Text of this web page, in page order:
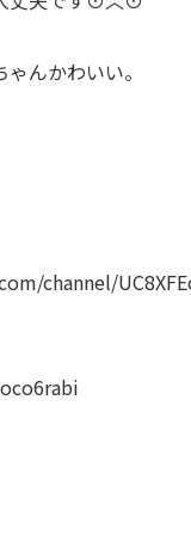
んかわいい。
channel/